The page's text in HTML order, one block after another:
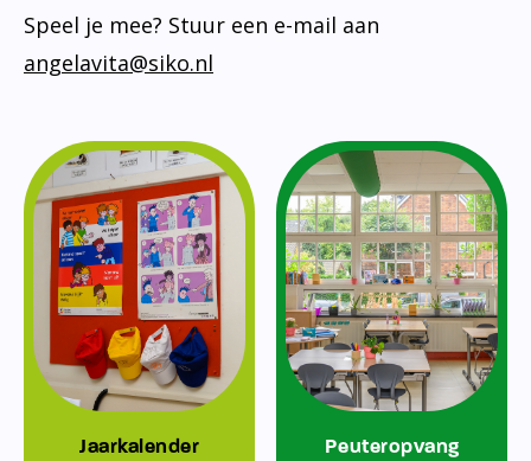
Speel je mee? Stuur een e-mail aan
angelavita@siko.nl
Jaarkalender Peuteropvang